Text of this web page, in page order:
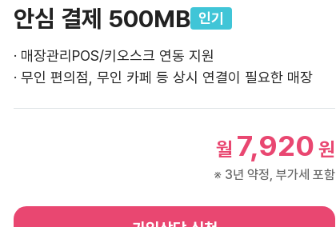
안심 결제 500MB 인기
· 매장관리POS/키오스크 연동 지원
· 무인 편의점, 무인 카페 등 상시 연결이 필요한 매장
월 7,920 원
※ 3년 약정, 부가세 포함